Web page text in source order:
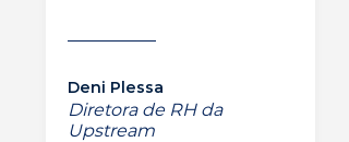
Deni Plessa
Diretora de RH da
Upstream